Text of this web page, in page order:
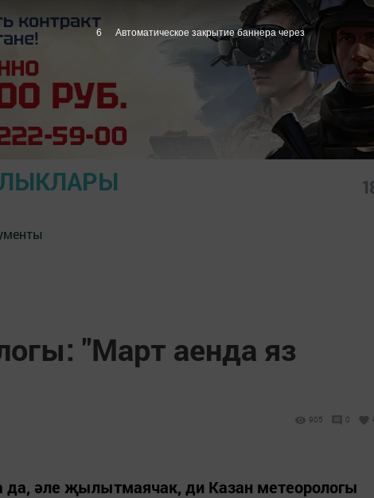
"Март аенда яз
905 0
да, әле җылытмаячак, ди Казан метеорологы
5 Автоматическое закрытие баннера через